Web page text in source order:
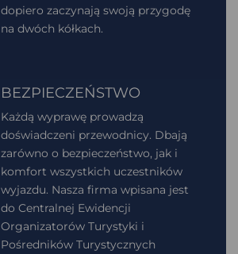
dopiero zaczynają swoją przygodę
na dwóch kółkach.
BEZPIECZEŃSTWO
Każdą wyprawę prowadzą
doświadczeni przewodnicy. Dbają
zarówno o bezpieczeństwo, jak i
komfort wszystkich uczestników
wyjazdu. Nasza firma wpisana jest
do Centralnej Ewidencji
Organizatorów Turystyki i
Pośredników Turystycznych